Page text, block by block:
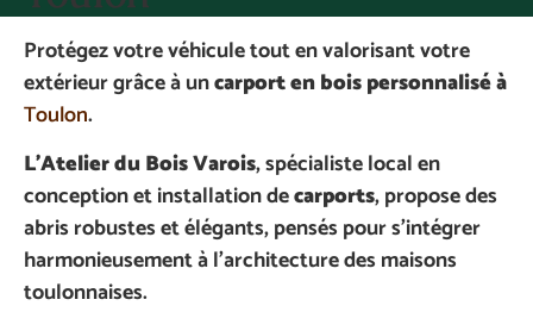
Protégez votre véhicule tout en valorisant votre
extérieur grâce à uncarport en bois personnalisé à
Toulon.
L’Atelier du Bois Varois, spécialiste local en
conception et installation decarports, propose des
abris robustes et élégants, pensés pour s’intégrer
harmonieusement à l’architecture des maisons
toulonnaises.